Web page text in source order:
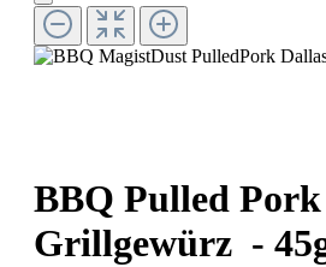
BBQ Pulled
Grillgewürz -